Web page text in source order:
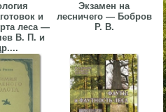
и
леса —
В. П. и
Экзамен на
лесничего — Бобров
Р. В.